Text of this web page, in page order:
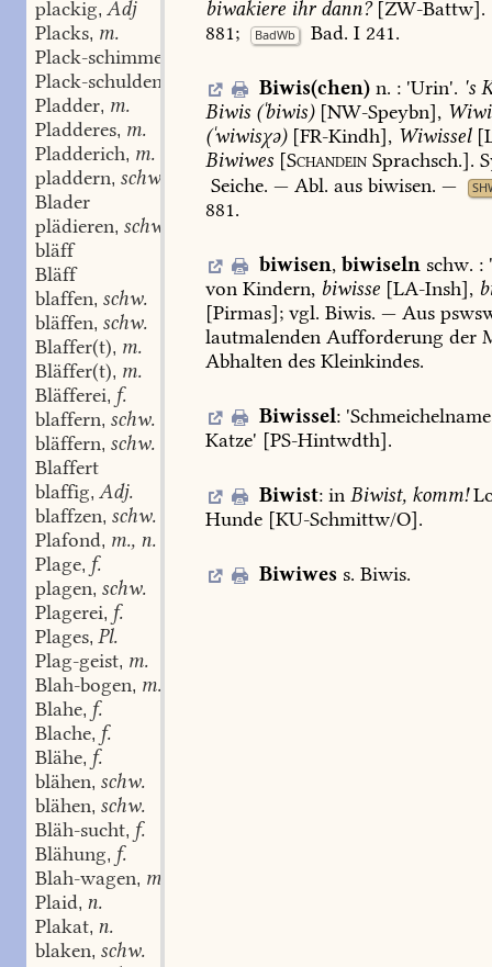
plackig, Adj
Placks, m.
Plack-schimmel
Plack-schulden
Pladder, m.
Pladderes, m.
Pladderich, m.
pladdern, schw.
Blader
plädieren, schw.
bläff
Bläff
blaffen, schw.
bläffen, schw.
Blaffer(t), m.
Bläffer(t), m.
Bläfferei, f.
blaffern, schw.
bläffern, schw.
Blaffert
blaffig, Adj.
blaffzen, schw.
Plafond, m., n.
Plage, f.
plagen, schw.
Plagerei, f.
Plages, Pl.
Plag-geist, m.
Blah-bogen, m.
Blahe, f.
Blache, f.
Blähe, f.
blähen, schw.
blähen, schw.
Bläh-sucht, f.
Blähung, f.
Blah-wagen, m.
Plaid, n.
Plakat, n.
blaken, schw.
biwakiere ihrdann?[ZW-Battw].
881; BadWb Bad. I241.
Biwis(chen) n. :'Urin'. 's
Biwis (ˈbiwis)[NW-Speybn],
(ˈwiwisχə)[FR-Kindh], Wiwissel[
Biwiwes [Schandein Sprachsch.].
Seiche. — Abl. aus biwisen. —
881.
biwisen, biwiseln schw. :'
von Kindern, biwisse [LA-Insh],
[Pirmas]; vgl. Biwis. — Aus
lautmalenden Aufforderung der
Abhalten des Kleinkindes.
Biwissel:'Schmeichelname
Katze' [PS-Hintwdth].
Biwist:in Biwist,komm!
Hunde [KU-Schmittw/O].
Biwiwess. Biwis.